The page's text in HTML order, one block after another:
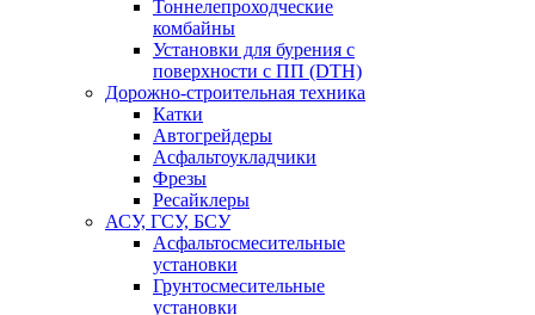
Тоннелепроходческие
комбайны
Установки для бурения с
поверхности с ПП (DTH)
Дорожно-строительная техника
Катки
Автогрейдеры
Асфальтоукладчики
Фрезы
Ресайклеры
АСУ, ГСУ, БСУ
Асфальтосмесительные
установки
Грунтосмесительные
установки